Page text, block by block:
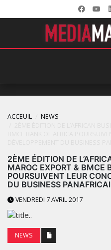
ACCEUIL
NEWS
2ÈME ÉDITION DE
MAROC EXPORT & BMCE
POURSUIVENT LEUR
DU BUSINESS
VENDREDI 7 AVRIL 2017
NEWS